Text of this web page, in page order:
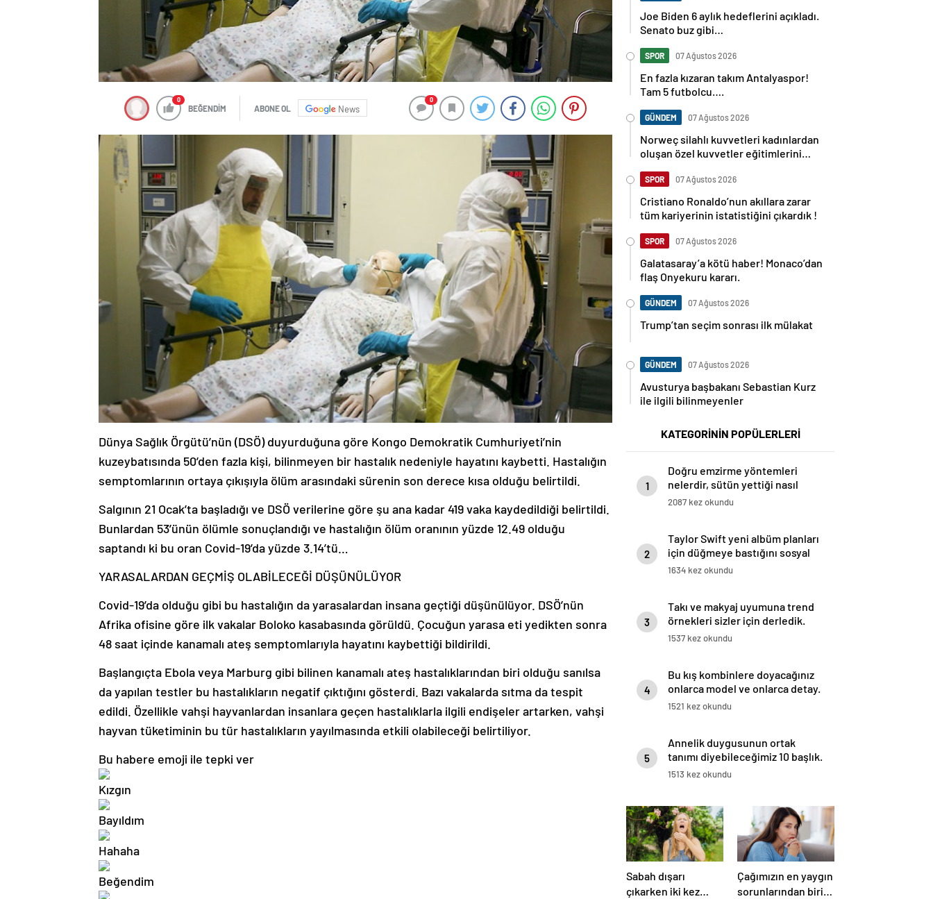
0
BEĞENDİM ABONE OL News
0
Dünya Sağlık Örgütü’nün (DSÖ) duyurduğuna göre Kongo Demokratik Cumhuriyeti’nin
kuzeybatısında 50’den fazla kişi, bilinmeyen bir hastalık nedeniyle hayatını kaybetti. Hastalığın
semptomlarının ortaya çıkışıyla ölüm arasındaki sürenin son derece kısa olduğu belirtildi.
Salgının 21 Ocak’ta başladığı ve DSÖ verilerine göre şu ana kadar 419 vaka kaydedildiği belirtildi.
Bunlardan 53’ünün ölümle sonuçlandığı ve hastalığın ölüm oranının yüzde 12.49 olduğu
saptandı ki bu oran Covid-19’da yüzde 3.14’tü…
YARASALARDAN GEÇMİŞ OLABİLECEĞİ DÜŞÜNÜLÜYOR
Covid-19’da olduğu gibi bu hastalığın da yarasalardan insana geçtiği düşünülüyor. DSÖ’nün
Afrika ofisine göre ilk vakalar Boloko kasabasında görüldü. Çocuğun yarasa eti yedikten sonra
48 saat içinde kanamalı ateş semptomlarıyla hayatını kaybettiği bildirildi.
Başlangıçta Ebola veya Marburg gibi bilinen kanamalı ateş hastalıklarından biri olduğu sanılsa
da yapılan testler bu hastalıkların negatif çıktığını gösterdi. Bazı vakalarda sıtma da tespit
edildi. Özellikle vahşi hayvanlardan insanlara geçen hastalıklarla ilgili endişeler artarken, vahşi
hayvan tüketiminin bu tür hastalıkların yayılmasında etkili olabileceği belirtiliyor.
Bu habere emoji ile tepki ver
Joe Biden 6 aylık hedeflerini açıkladı.
Senato buz gibi…
SPOR 07 Ağustos 2026
En fazla kızaran takım Antalyaspor!
Tam 5 futbolcu….
GÜNDEM 07 Ağustos 2026
Norweç silahlı kuvvetleri kadınlardan
oluşan özel kuvvetler eğitimlerini
SPOR 07 Ağustos 2026
Cristiano Ronaldo’nun akıllara zarar
tüm kariyerinin istatistiğini çıkardık !
SPOR 07 Ağustos 2026
Galatasaray’a kötü haber! Monaco’dan
flaş Onyekuru kararı.
GÜNDEM 07 Ağustos 2026
Trump’tan seçim sonrası ilk mülakat
GÜNDEM 07 Ağustos 2026
Avusturya başbakanı Sebastian Kurz
ile ilgili bilinmeyenler
KATEGORİNİN POPÜLERLERİ
1
Doğru emzirme yöntemleri
nelerdir, sütün yettiği nasıl
anlaşılır?
2087 kez okundu
2
Taylor Swift yeni albüm planları
için düğmeye bastığını sosyal
medyadan duyurdu!
1634 kez okundu
3
Takı ve makyaj uyumuna trend
örnekleri sizler için derledik.
1537 kez okundu
4
Bu kış kombinlere doyacağınız
onlarca model ve onlarca detay.
1521 kez okundu
5
Annelik duygusunun ortak
tanımı diyebileceğimiz 10 başlık.
1513 kez okundu
Sabah dışarı
çıkarken iki kez
Çağımızın en yaygın
sorunlarından biri!